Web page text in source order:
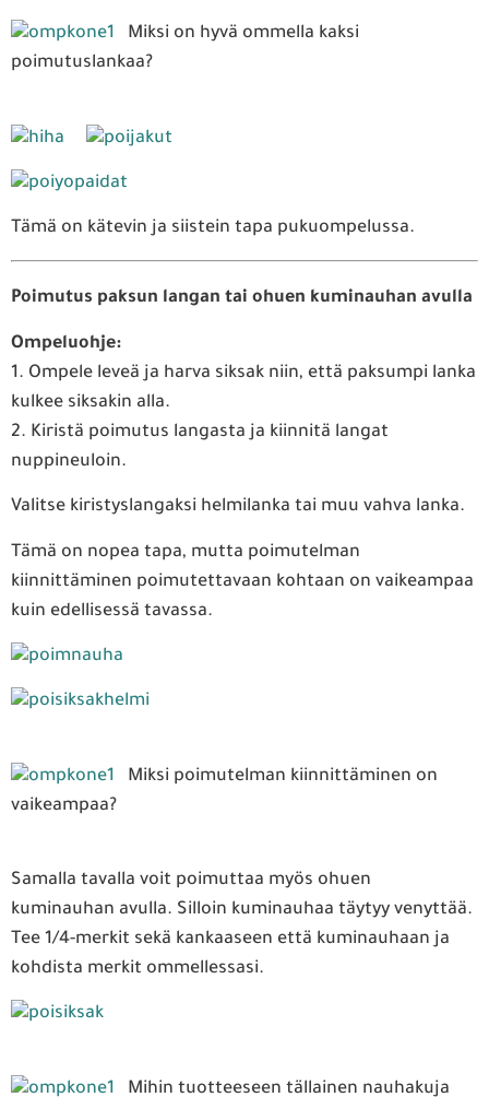
Miksi on hyvä ommella kaksi
poimutuslankaa?
Tämä on kätevin ja siistein tapa pukuompelussa.
Poimutus paksun langan tai ohuen kuminauhan avulla
Ompeluohje:
1. Ompele leveä ja harva siksak niin, että paksumpi lanka
kulkee siksakin alla.
2. Kiristä poimutus langasta ja kiinnitä langat
nuppineuloin.
Valitse kiristyslangaksi helmilanka tai muu vahva lanka.
Tämä on nopea tapa, mutta poimutelman
kiinnittäminen poimutettavaan kohtaan on vaikeampaa
kuin edellisessä tavassa.
Miksi poimutelman kiinnittäminen on
vaikeampaa?
Samalla tavalla voit poimuttaa myös ohuen
kuminauhan avulla. Silloin kuminauhaa täytyy venyttää.
Tee 1/4-merkit sekä kankaaseen että kuminauhaan ja
kohdista merkit ommellessasi.
Mihin tuotteeseen tällainen nauhakuja